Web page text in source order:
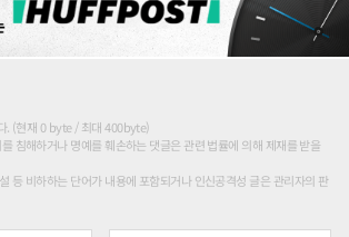
. (현재 0 byte / 최대 400byte)
침해하거나 명예를 훼손하는 댓글은 관련 법률에 의해 제재를 받을
등 비하하는 단어가 내용에 포함되거나 인신공격성 글은 관리자의 판